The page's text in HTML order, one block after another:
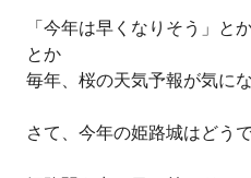
「今年は早くなりそう」と
とか
毎年、桜の天気予報が気に
さて、今年の姫路城はどうで